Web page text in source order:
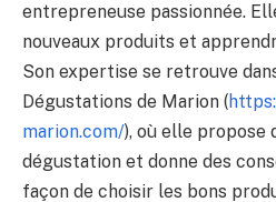
entrepreneuse passionnée.
nouveaux produits et
Son expertise se retrouve
Dégustations de Marion (
marion.com/), où elle propose
dégustation et donne des
façon de choisir les bons